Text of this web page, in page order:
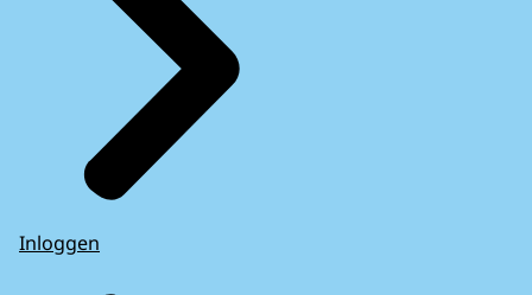
Inloggen